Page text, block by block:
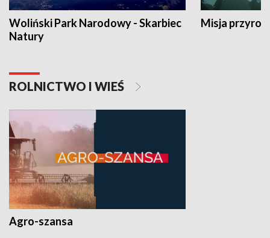
Woliński Park Narodowy - Skarbiec
Natury
Misja
ROLNICTWO I WIEŚ
Agro-szansa